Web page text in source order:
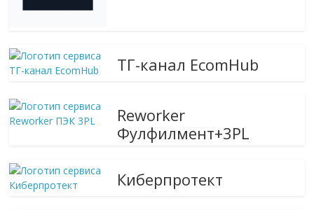
ТГ-канал EcomHub
Reworker
Фулфилмент+3PL
Киберпротект